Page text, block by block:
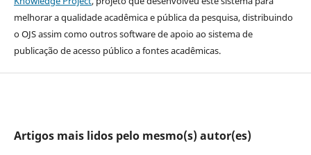
melhorar a qualidade acadêmica e pública da pesquisa, distribuindo
o OJS assim como outros software de apoio ao sistema de
publicação de acesso público a fontes acadêmicas.
Artigos mais lidos pelo mesmo(s) autor(es)